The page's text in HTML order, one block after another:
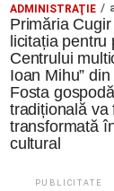
ADMINISTRAŢIE
Primăria
licitația pentru
Centrului
Ioan Mihu”
Fosta
tradițională va
transformată
cultural
PUBLICITATE